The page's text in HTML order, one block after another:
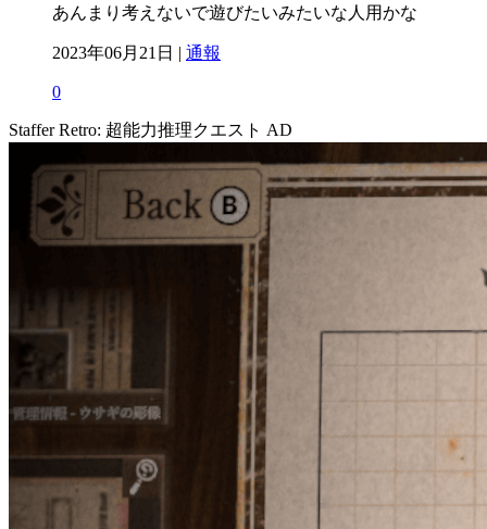
あんまり考えないで遊びたいみたいな人用かな
2023年06月21日 | 通報
0
Staffer Retro: 超能力推理クエスト AD